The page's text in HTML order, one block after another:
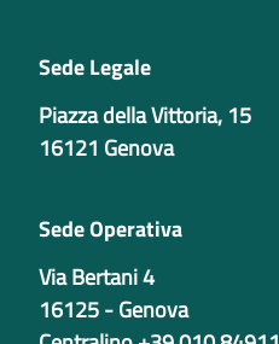
Sede Legale
Piazza della Vittoria, 15
16121 Genova
Sede Operativa
Via Bertani 4
16125 - Genova